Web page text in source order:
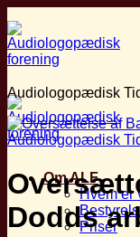
til
indhold
Om ALF
Hvem er
Priser
Audiologopædisk
Audiologopædisk
Dodds